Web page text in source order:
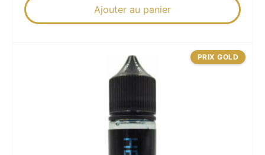
Ajouter au panier
PRIX GOLD